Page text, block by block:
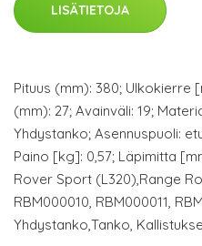
LISÄTIETOJA
Pituus (mm): 380; Ulkokierre
(mm): 27; Avainväli: 19;
Yhdystanko; Asennuspuoli:
Paino [kg]: 0,57; Läpimitta
Rover Sport (L320),Range
RBM000010, RBM000011,
Yhdystanko,Tanko,